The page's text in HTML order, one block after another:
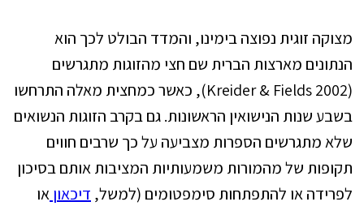
מצוקה זוגית נפוצה בימינו, והמדד הבולט לכך הוא
הנתונים מארצות הברית שם חצי מהזוגות מתגרשים
(Kreider & Fields 2002), כאשר כמחצית מאלה התרחשו
בשבע שנות הנישואין הראשונות. גם בקרב הזוגות הנשואים
שלא מתגרשים הספרות מצביעה על כך שרבים חווים
תקופות של מהמורות משמעותיות המציבות אותם בסיכון
לפרידה או להתפתחות סימפטומים (למשל, דיכאוןאו